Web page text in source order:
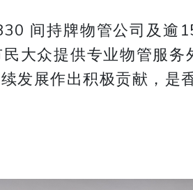
间持牌物管公司及逾
大众提供专业物管服
发展作出积极贡献，是